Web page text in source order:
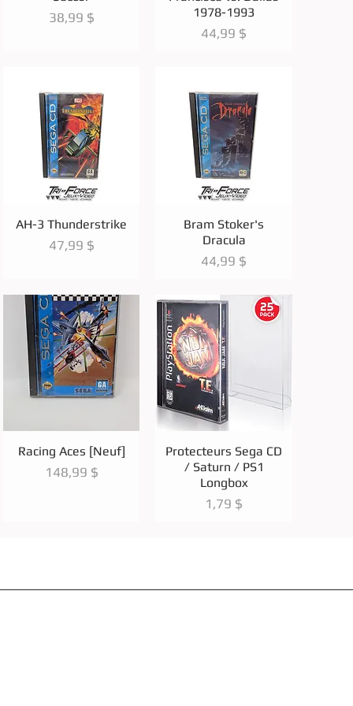
Prix
38,99 $
1978-1993
Prix
44,99 $
Aperçu rapide
AH-3 Thunderstrike
Prix
47,99 $
Aperçu rapide
Bram Stoker's
Dracula
Prix
44,99 $
Aperçu rapide
Racing Aces [Neuf]
Prix
148,99 $
Aperçu rapide
Protecteurs Sega CD
/ Saturn / PS1
Longbox
Prix
1,79 $